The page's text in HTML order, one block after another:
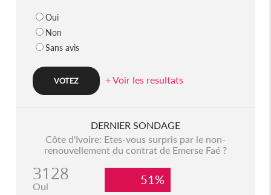
Oui
Non
Sans avis
+ Voir les resultats
DERNIER SONDAGE
Côte d'Ivoire: Etes-vous surpris par le non-
renouvellement du contrat de Emerse Faé ?
3128
Oui 51%